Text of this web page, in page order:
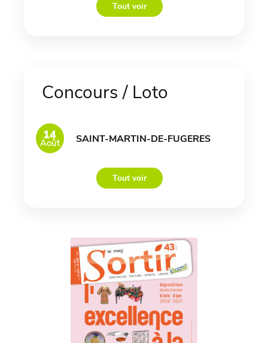
Tout voir
Concours / Loto
14
Août SAINT-MARTIN-DE-FUGERES
Tout voir